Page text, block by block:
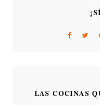
LAS COCINAS